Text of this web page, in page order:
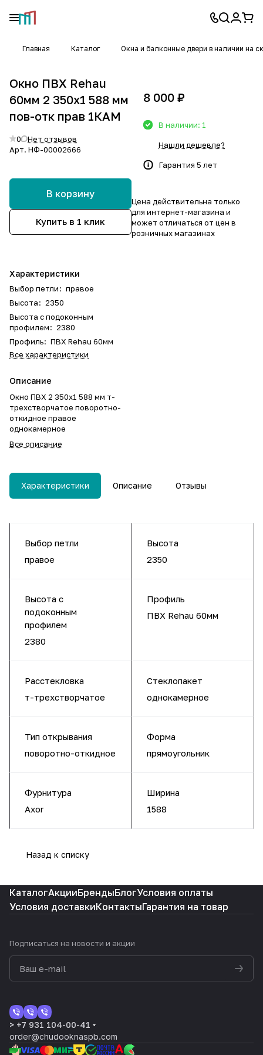
Главная Каталог Окна и балконные двери в наличии на
Окно ПВХ Rehau
60мм 2 350х1 588 мм
пов-отк прав 1КАМ
0
Нет отзывов
Арт. НФ-00002666
В корзину
Купить в 1 клик
Характеристики
Выбор петли: правое
Высота: 2350
Высота с подоконным
профилем: 2380
Профиль: ПВХ Rehau 60мм
Все характеристики
Описание
Окно ПВХ 2 350х1 588 мм т-
трехстворчатое поворотно-
откидное правое
однокамерное
Все описание
8 000 ₽
В наличии: 1
Нашли дешевле?
Гарантия 5 лет
Цена действительна только
для интернет-магазина и
может отличаться от цен в
розничных магазинах
Характеристики Описание Отзывы
Выбор петли
правое
Высота
2350
Высота с
подоконным
профилем
2380
Профиль
ПВХ Rehau 60мм
Расстекловка
т-трехстворчатое
Стеклопакет
однокамерное
Тип открывания
поворотно-откидное
Форма
прямоугольник
Фурнитура
Axor
Ширина
1588
Назад к списку
КаталогАкцииБрендыБлогУсловия оплаты
Условия доставкиКонтактыГарантия на товар
Подписаться на новости и акции
> +7 931 104-00-41
order@chudooknaspb.com